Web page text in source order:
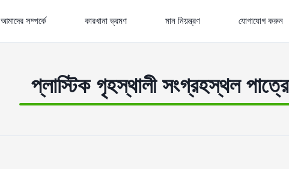
আমাদের সম্পর্কে কারখানা ভ্রমণ মান নিয়ন্ত্রণ যোগাযোগ করুন
প্লাস্টিক গৃহস্থালী সংগ্রহস্থল পাত্রে